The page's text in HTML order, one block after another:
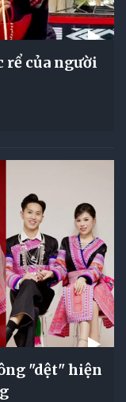
rể của người
"dệt" hiện